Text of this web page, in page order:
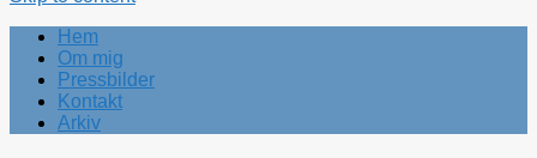
Hem
Om mig
Pressbilder
Kontakt
Arkiv